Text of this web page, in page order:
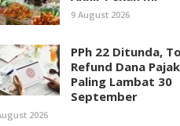
9 August 2026
PPh 22 Ditunda,
Refund Dana
Paling Lambat 30
September
2026